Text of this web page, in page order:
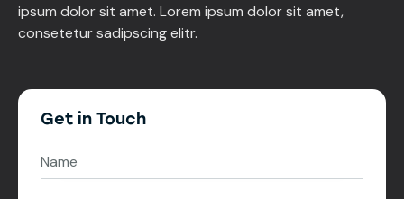
ipsum dolor sit amet. Lorem ipsum dolor sit amet,
consetetur sadipscing elitr.
Get in Touch